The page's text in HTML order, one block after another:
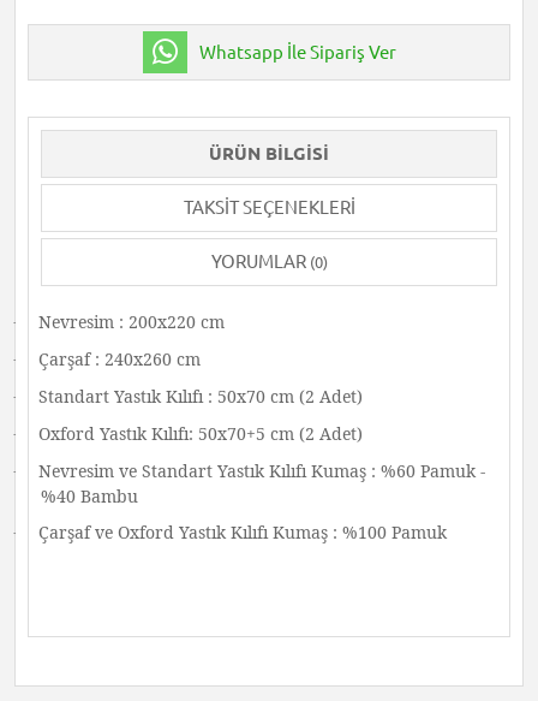
Whatsapp İle Sipariş Ver
ÜRÜN BILGISI
TAKSIT SEÇENEKLERI
YORUMLAR (0)
· Nevresim : 200x220 cm
· Çarşaf : 240x260 cm
· Standart Yastık Kılıfı : 50x70 cm (2 Adet)
· Oxford Yastık Kılıfı: 50x70+5 cm (2 Adet)
·
Nevresim ve Standart Yastık Kılıfı Kumaş : %60 Pamuk -
%40 Bambu
· Çarşaf ve Oxford Yastık Kılıfı Kumaş : %100 Pamuk